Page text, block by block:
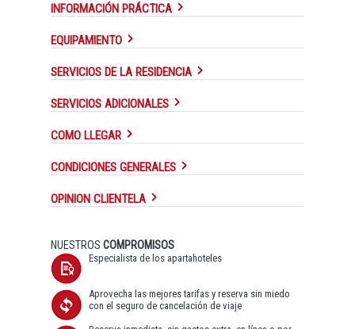
INFORMACIÓN PRÁCTICA
EQUIPAMIENTO
SERVICIOS DE LA RESIDENCIA
SERVICIOS ADICIONALES
COMO LLEGAR
CONDICIONES GENERALES
OPINION CLIENTELA
NUESTROS COMPROMISOS
Especialista de los apartahoteles
Aprovecha las mejores tarifas y reserva sin miedo
con el seguro de cancelación de viaje